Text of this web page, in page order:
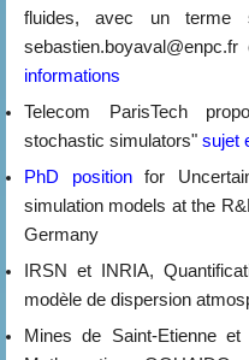
fluides, avec un terme
informations
Telecom ParisTech
stochastic simulators" sujet
PhD positionfor
simulation models at the
Germany
IRSN et INRIA,
modèle de dispersion
Mines de Saint-Etienne